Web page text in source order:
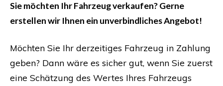
Sie möchten Ihr Fahrzeug verkaufen? Gerne
erstellen wir Ihnen ein unverbindliches Angebot!
Möchten Sie Ihr derzeitiges Fahrzeug in Zahlung
geben? Dann wäre es sicher gut, wenn Sie zuerst
eine Schätzung des Wertes Ihres Fahrzeugs